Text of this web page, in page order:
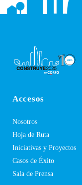
Accesos
Nosotros
Hoja de Ruta
Iniciativas y Proyectos
Casos de Éxito
Sala de Prensa